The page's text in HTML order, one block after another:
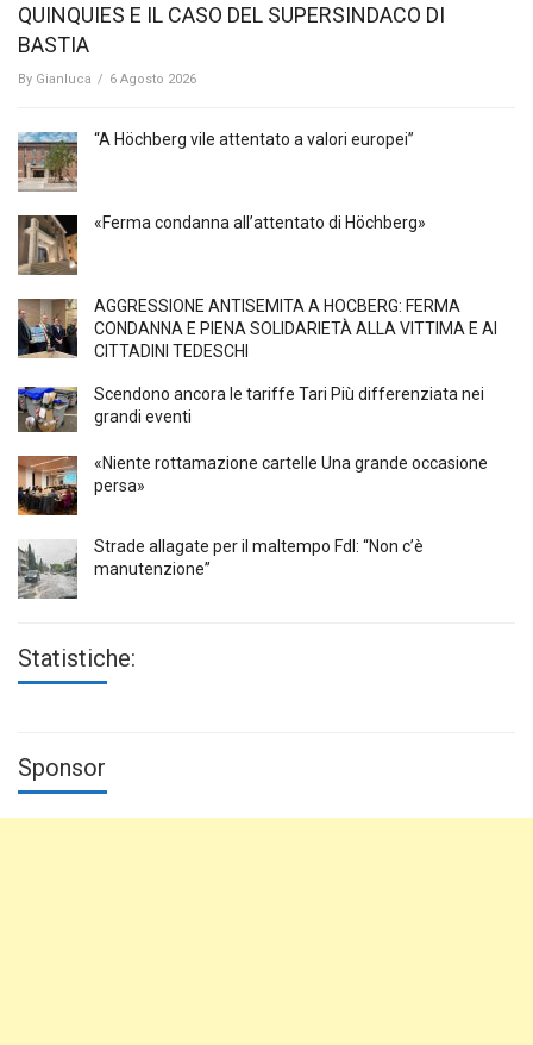
QUINQUIES E IL CASO DEL SUPERSINDACO DI
BASTIA
By Gianluca / 6 Agosto 2026
“A Höchberg vile attentato a valori europei”
«Ferma condanna all’attentato di Höchberg»
AGGRESSIONE ANTISEMITA A HÖCBERG: FERMA
CONDANNA E PIENA SOLIDARIETÀ ALLA VITTIMA E AI
CITTADINI TEDESCHI
Scendono ancora le tariffe Tari Più differenziata nei
grandi eventi
«Niente rottamazione cartelle Una grande occasione
persa»
Strade allagate per il maltempo FdI: “Non c’è
manutenzione”
Statistiche:
Sponsor